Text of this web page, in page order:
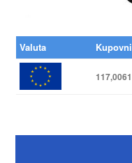
Valuta Kupovni
117,0061